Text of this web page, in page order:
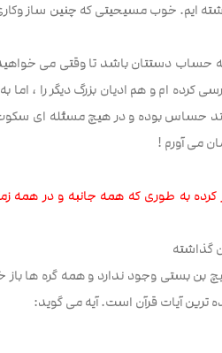
ایم. خوب مسیحیتی که چنین ساز
دستتان باشد تا وقتی می خواهید
ام و هم ادیان بزرگ دیگر را ، اما
حساس بوده و در هیچ مسئله ای
می آورم !
به طوری که همه جانبه و در همه
گذاشته
بن بستی وجود ندارد و همه گره ها
ترین آیات قرآن است. آیه می گوید: